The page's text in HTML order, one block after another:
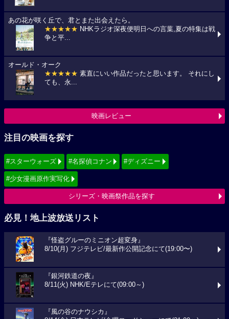
あの花が咲く丘で、君とまた出会えたら。
★★★★★ NHKラジオ深夜便明日への言葉,夏の特集は戦
争と平...
オールド・オーク
★★★★★ 素直にいい作品だったと思います。 それにし
ても、永...
映画レビュー
注目の映画を探す
#スターウォーズ #名探偵コナン #ディズニー
#少女漫画原作実写化
シリーズ・映画祭作品を探す
必見！地上波放送リスト
『怪盗グルーのミニオン超変身』
8/10(月) フジテレビ/最新作公開記念にて(19:00〜)
『銀河鉄道の夜』
8/11(火) NHK/Eテレにて(09:00～)
『風の谷のナウシカ』